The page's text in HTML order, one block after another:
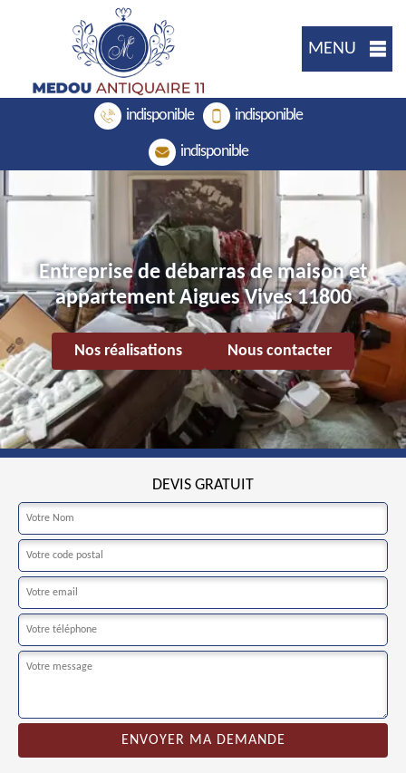
MENU
indisponible indisponible
indisponible
Entreprise de débarras de maison et
appartement Aigues Vives 11800
Nos réalisations Nous contacter
DEVIS GRATUIT